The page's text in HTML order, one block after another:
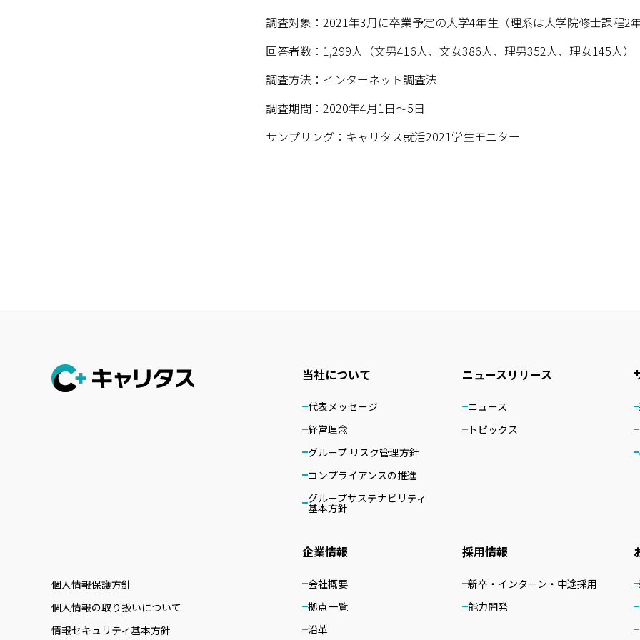
調査対象：2021年3月に卒業予定の大学4年生（理系は大学院修士課程2年
回答者数：1,299人（文男416人、文女386人、理男352人、理女145人）
調査方法：インターネット調査法
調査期間：2020年4月1日～5日
サンプリング：キャリタス就活2021学生モニター
当社について
代表メッセージ
経営理念
グループ リスク管理方針
コンプライアンスの推進
グループサステナビリティ
基本方針
ニュースリリース
ニュース
トピックス
企業情報
会社概要
拠点一覧
沿革
採用情報
新卒・インターン・中途採用
能力開発
個人情報保護方針
個人情報の取り扱いについて
情報セキュリティ基本方針